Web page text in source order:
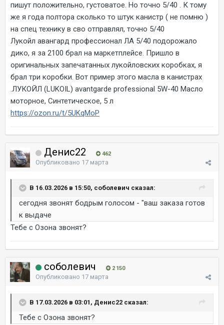
пишут положительно, густоватое. Но точно 5/40 . К тому
же я года полтора сколько то штук канистр ( не помню )
на спец технику в сво отправлял, точно 5/40
Лукойл авангард профессионал ЛА 5/40 подорожало
дико, я за 2100 брал на маркетплейсе. Пришло в
оригинальных запечатанных лукойловских коробках, я
брал три коробки. Вот пример этого масла в канистрах
.ЛУКОЙЛ (LUKOIL) avantgarde professional 5W-40 Масло
моторное, Синтетическое, 5 л
https://ozon.ru/t/5UKqMoP
Денис22 462
Опубликовано 17 марта
В 16.03.2026 в 15:50, соболевич сказал:
сегодня звонят бодрым голосом - "ваш заказа готов
к выдаче
Тебе с Озона звонят?
соболевич 2 150
Опубликовано 17 марта
В 17.03.2026 в 03:01, Денис22 сказал:
Тебе с Озона звонят?